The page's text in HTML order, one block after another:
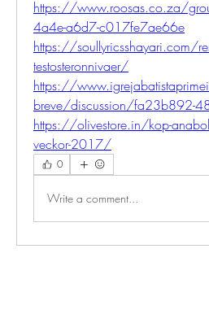
https://www.roosas.co.za/
4a4e-a6d7-c017fe7ae66e
https://soullyricsshayari.com/
testosteronnivaer/
https://
breve/discussion/fa23b892-
https://olivestore.in/kop-
veckor-2017/
0
Write a comment...